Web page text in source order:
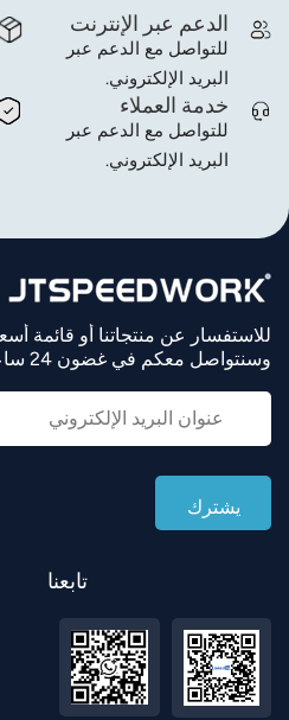
الدعم عبر الإنترنت
للتواصل مع الدعم عبر
البريد الإلكتروني.
خدمة العملاء
للتواصل مع الدعم عبر
البريد الإلكتروني.
للاستفسار عن منتجاتنا أو قائمة
وسنتواصل معكم في غضون 24 ساعة.
تابعنا